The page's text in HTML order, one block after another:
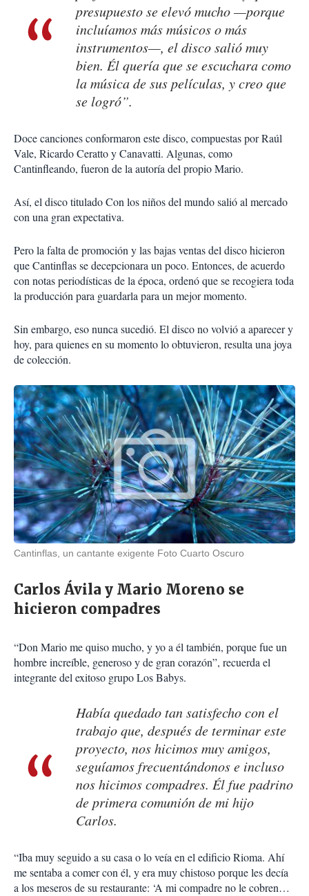
presupuesto se elevó mucho —porque
incluíamos más músicos o más
instrumentos—, el disco salió muy
bien. Él quería que se escuchara como
la música de sus películas, y creo que
se logró”.
Doce canciones conformaron este disco, compuestas por Raúl
Vale, Ricardo Ceratto y Canavatti. Algunas, como
Cantinfleando, fueron de la autoría del propio Mario.
Así, el disco titulado Con los niños del mundo salió al mercado
con una gran expectativa.
Pero la falta de promoción y las bajas ventas del disco hicieron
que Cantinflas se decepcionara un poco. Entonces, de acuerdo
con notas periodísticas de la época, ordenó que se recogiera toda
la producción para guardarla para un mejor momento.
Sin embargo, eso nunca sucedió. El disco no volvió a aparecer y
hoy, para quienes en su momento lo obtuvieron, resulta una joya
de colección.
Cantinflas, un cantante exigente Foto Cuarto Oscuro
Carlos Ávila y Mario Moreno se
hicieron compadres
“Don Mario me quiso mucho, y yo a él también, porque fue un
hombre increíble, generoso y de gran corazón”, recuerda el
integrante del exitoso grupo Los Babys.
Había quedado tan satisfecho con el
trabajo que, después de terminar este
proyecto, nos hicimos muy amigos,
seguíamos frecuentándonos e incluso
nos hicimos compadres. Él fue padrino
de primera comunión de mi hijo
Carlos.
“Iba muy seguido a su casa o lo veía en el edificio Rioma. Ahí
me sentaba a comer con él, y era muy chistoso porque les decía
a los meseros de su restaurante: ‘A mi compadre no le cobren…